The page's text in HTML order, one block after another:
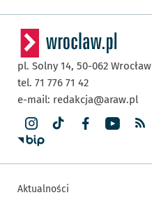
pl. Solny 14, 50-062 Wrocław
tel. 71 776 71 42
e-mail: redakcja@araw.pl
Aktualności